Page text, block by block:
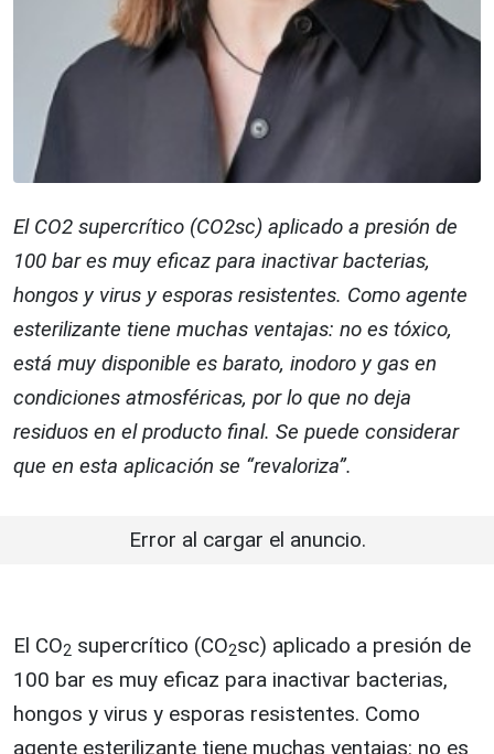
El CO2 supercrítico (CO2sc) aplicado a presión de
100 bar es muy eficaz para inactivar bacterias,
hongos y virus y esporas resistentes. Como agente
esterilizante tiene muchas ventajas: no es tóxico,
está muy disponible es barato, inodoro y gas en
condiciones atmosféricas, por lo que no deja
residuos en el producto final. Se puede considerar
que en esta aplicación se “revaloriza”.
Error al cargar el anuncio.
El CO2 supercrítico (CO2sc) aplicado a presión de
100 bar es muy eficaz para inactivar bacterias,
hongos y virus y esporas resistentes. Como
agente esterilizante tiene muchas ventajas: no es